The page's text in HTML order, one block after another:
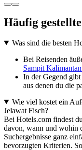
Häufig
Was sind die besten
Bei Reisenden
Sampit
In der Gegend
aus denen du die
Wie viel kostet ein
Jelawat Fisch?
Bei Hotels.com findest
davon, wann und wohin
Suchergebnisse ganz
bevorzugten Kriterien.